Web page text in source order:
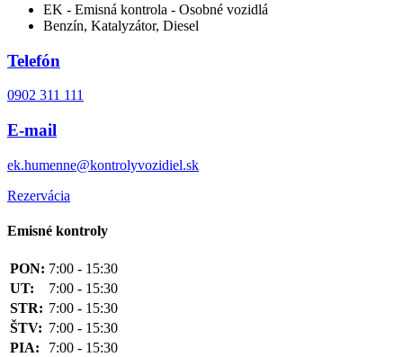
EK - Emisná kontrola - Osobné vozidlá
Benzín, Katalyzátor, Diesel
Telefón
0902 311 111
E-mail
ek.humenne@kontrolyvozidiel.sk
Rezervácia
Emisné kontroly
PON: 7:00 - 15:30
UT:
7:00 - 15:30
STR: 7:00 - 15:30
ŠTV: 7:00 - 15:30
PIA:
7:00 - 15:30